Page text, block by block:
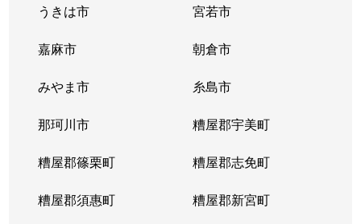
うきは市 宮若市
嘉麻市 朝倉市
みやま市 糸島市
那珂川市 糟屋郡宇美町
糟屋郡篠栗町 糟屋郡志免町
糟屋郡須惠町 糟屋郡新宮町